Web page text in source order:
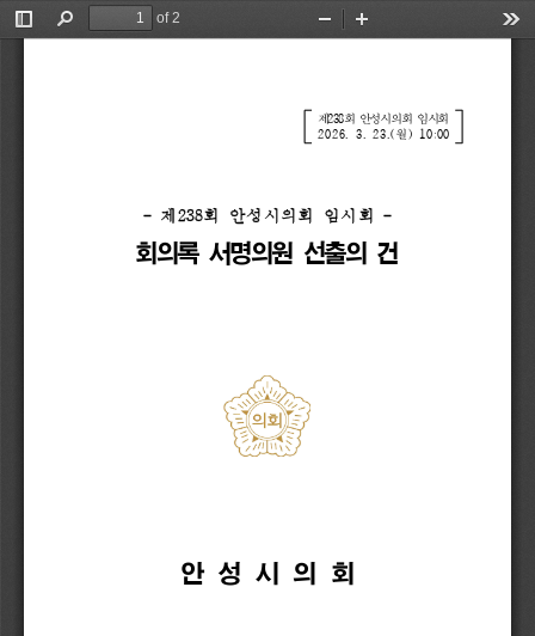
Toggle
Find
of 2
Zoom
제238회 안성시의회 임시회
2026. 3. 23.(월) 10:00
- 제 238회 안성시의회 임시회 -
회의록 서명의원 선출의 건
안 성 시 의 회